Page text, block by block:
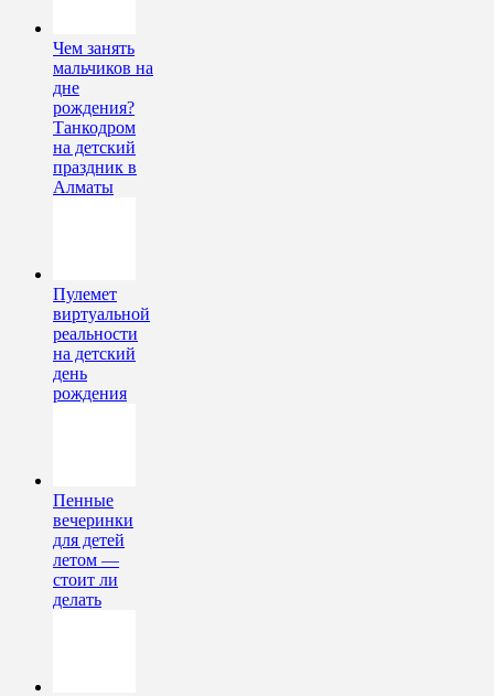
Чем занять
мальчиков на
дне
рождения?
Танкодром
на детский
праздник в
Алматы
Пулемет
виртуальной
реальности
на детский
день
рождения
Пенные
вечеринки
для детей
летом —
стоит ли
делать